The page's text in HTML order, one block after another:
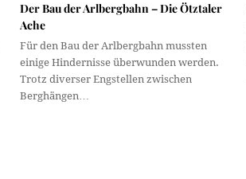
Der Bau der Arlbergbahn – Die Ötztaler
Ache
Für den Bau der Arlbergbahn mussten
einige Hindernisse überwunden werden.
Trotz diverser Engstellen zwischen
Berghängen…